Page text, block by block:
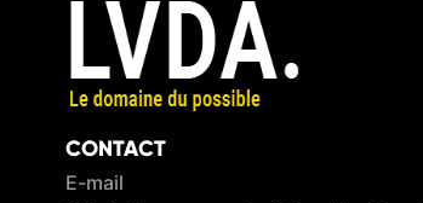
CONTACT
E-mail